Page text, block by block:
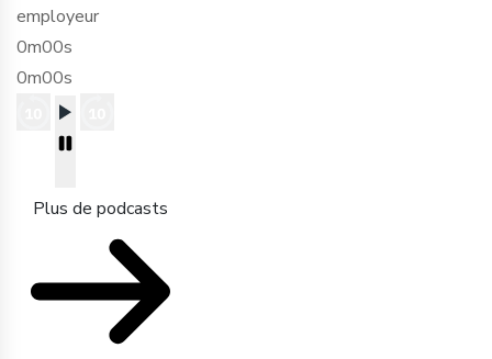
employeur
0m00s
0m00s
Plus de podcasts